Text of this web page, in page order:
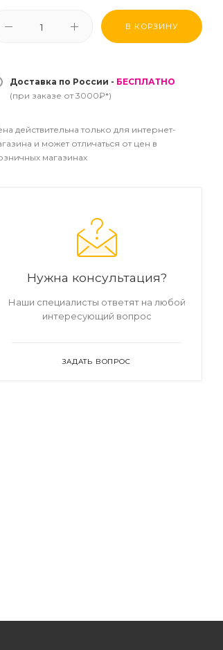
В КОРЗИНУ
Доставка по России - БЕСПЛАТНО
(при заказе от 3000₽*)
действительна только для интернет-
и может отличаться от цен в
магазинах
Нужна консультация?
Наши специалисты ответят на любой
интересующий вопрос
ЗАДАТЬ ВОПРОС